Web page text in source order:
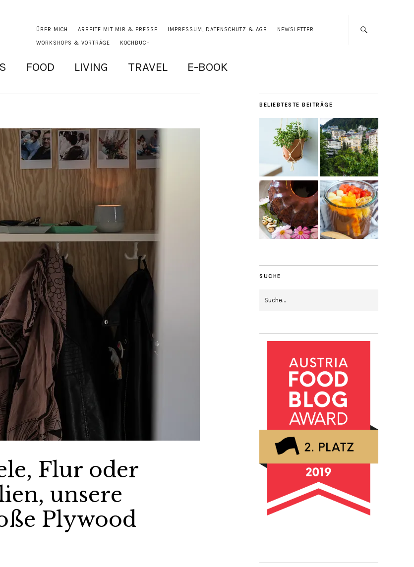
ÜBER MICH ARBEITE MIT MIR & PRESSE IMPRESSUM, DATENSCHUTZ & AGB NEWSLETTER
WORKSHOPS & VORTRÄGE KOCHBUCH
FOOD LIVING TRAVEL E-BOOK
Flur oder
unsere
Plywood
BELIEBTESTE BEITRÄGE
SUCHE